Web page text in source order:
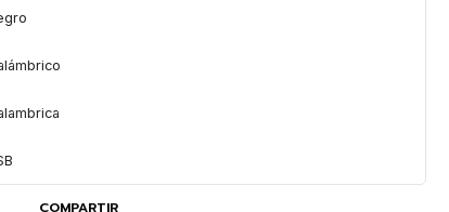
COMPARTIR